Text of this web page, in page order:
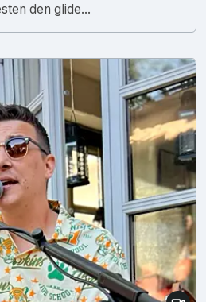
den glide...